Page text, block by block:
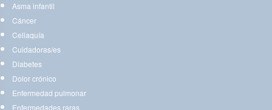
Asma infantil
Cáncer
Celiaquía
Cuidadoras/es
Diabetes
Dolor crónico
Enfermedad pulmonar
Enfermedades raras